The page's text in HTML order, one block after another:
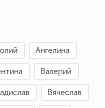
Ангелина
Валерий
Вячеслав